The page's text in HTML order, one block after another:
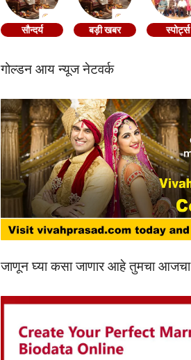
सौन्दर्य बड़ी खबर स्पोर्ट्स
गोल्डन आय न्यूज नेटवर्क
जाणून घ्या कसा जाणार आहे तुमचा